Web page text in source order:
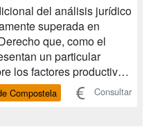
del análisis jurídico
superada en
que, como el
un particular
los factores productivos
comerciales. Esta
la necesidad de plantear
Compostela Consultar